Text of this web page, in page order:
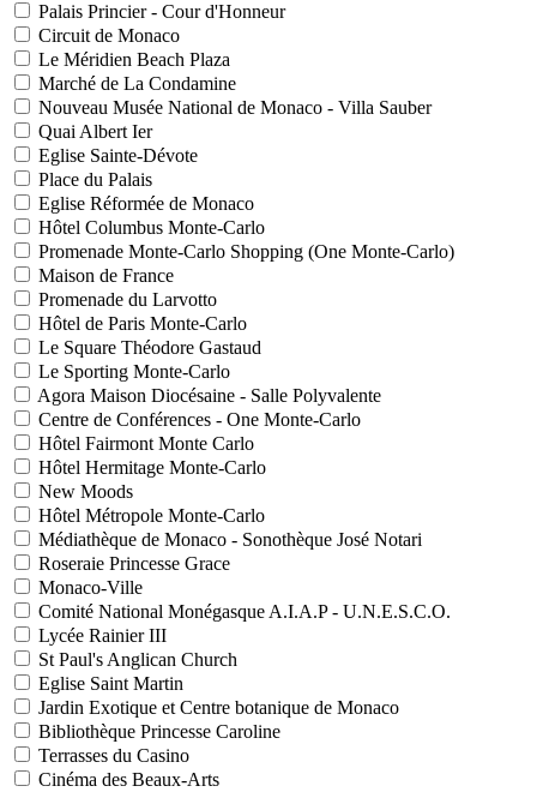
Palais Princier - Cour d'Honneur
Circuit de Monaco
Le Méridien Beach Plaza
Marché de La Condamine
Nouveau Musée National de Monaco - Villa Sauber
Quai Albert Ier
Eglise Sainte-Dévote
Place du Palais
Eglise Réformée de Monaco
Hôtel Columbus Monte-Carlo
Promenade Monte-Carlo Shopping (One Monte-Carlo)
Maison de France
Promenade du Larvotto
Hôtel de Paris Monte-Carlo
Le Square Théodore Gastaud
Le Sporting Monte-Carlo
Agora Maison Diocésaine - Salle Polyvalente
Centre de Conférences - One Monte-Carlo
Hôtel Fairmont Monte Carlo
Hôtel Hermitage Monte-Carlo
New Moods
Hôtel Métropole Monte-Carlo
Médiathèque de Monaco - Sonothèque José Notari
Roseraie Princesse Grace
Monaco-Ville
Comité National Monégasque A.I.A.P - U.N.E.S.C.O.
Lycée Rainier III
St Paul's Anglican Church
Eglise Saint Martin
Jardin Exotique et Centre botanique de Monaco
Bibliothèque Princesse Caroline
Terrasses du Casino
Cinéma des Beaux-Arts